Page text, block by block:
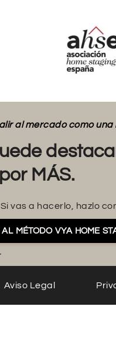
al mercado como
MÁS.
vas a hacerlo, hazlo
MÉTODO VYA HOME
Aviso Legal